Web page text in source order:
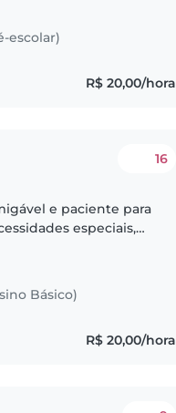
escolar)
R$ 20,00/hora
16
e paciente para
especiais,
Básico)
R$ 20,00/hora